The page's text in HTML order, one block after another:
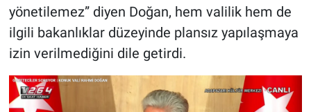
yönetilemez” diyen Doğan, hem valilik hem de
ilgili bakanlıklar düzeyinde plansız yapılaşmaya
izin verilmediğini dile getirdi.